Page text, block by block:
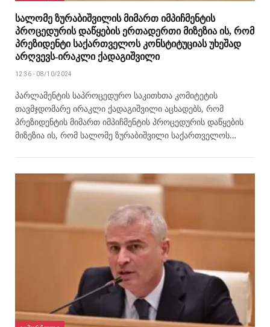
სალომე ზურაბიშვილის მიმართ იმპიჩმენტის
პროცედურის დაწყების ერთადერთი მიზეზია ის, რომ
პრეზიდენტი საქართველოს კონსტიტუციას უხეშად
არღვევს-ირაკლი ქადაგიშვილი
12:36 - 08/10/2024
პარლამენტის საპროცედურო საკითხთა კომიტეტის
თავმჯდომარე ირაკლი ქადაგიშვილი აცხადებს, რომ
პრეზიდენტის მიმართ იმპიჩმენტის პროცედურის დაწყების
მიზეზია ის, რომ სალომე ზურაბიშვილი საქართველოს…